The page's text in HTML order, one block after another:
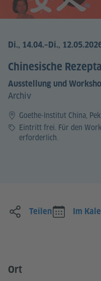
Di., 14.04.–Di.,
Chinesische
Ausstellung und
Archiv
Goethe-Institut China,
PreisEintritt frei. Für den
erforderlich.
Teilen Im
Ort